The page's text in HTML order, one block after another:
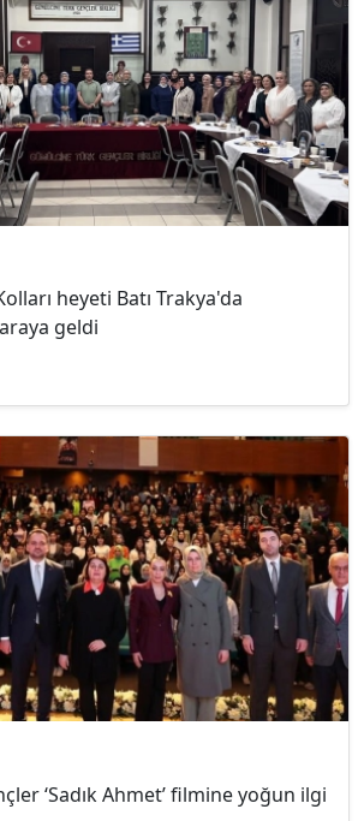
heyeti Batı Trakya'da
geldi
‘Sadık Ahmet’ filmine yoğun ilgi